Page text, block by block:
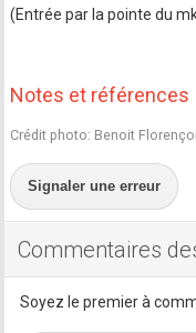
(Entrée par la pointe du
Notes et références
Crédit photo: Benoit
Signaler une erreur
Commentaires
Soyez le premier à